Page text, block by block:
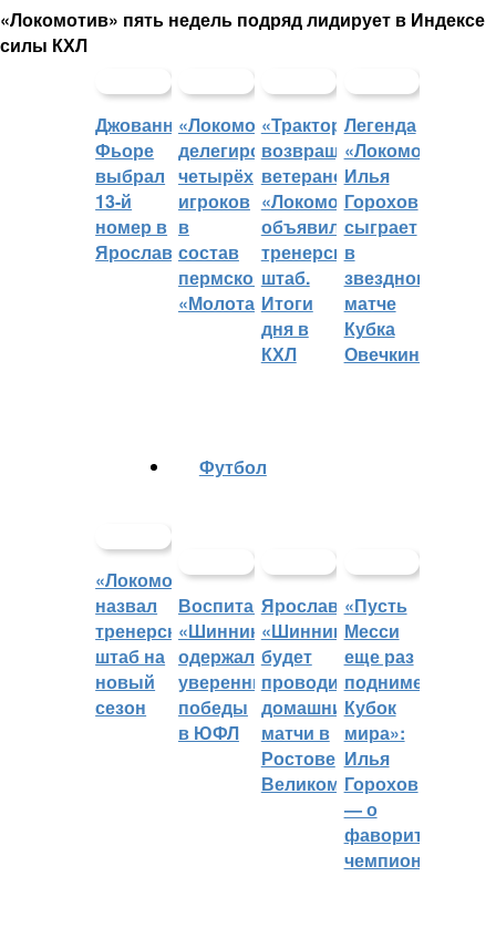
«Локомотив» пять недель подряд лидирует в Индексе
силы КХЛ
Джованни
Фьоре
выбрал
13-й
номер в
Ярославле
«Локомотив»
делегировал
четырёх
игроков
в
состав
пермского
«Молота»
«Трактор»
возвращает
ветеранов,
«Локомотив»
объявил
тренерский
штаб.
Итоги
дня в
КХЛ
Легенда
«Локомотива»
Илья
Горохов
сыграет
в
звездном
матче
Кубка
Овечкина
«Локомотив»
назвал
тренерский
штаб на
новый
сезон
Футбол
Воспитанники
«Шинника»
одержали
уверенные
победы
в ЮФЛ
Ярославский
«Шинник»
будет
проводить
домашние
матчи в
Ростове
Великом
«Пусть
Месси
еще раз
поднимет
Кубок
мира»:
Илья
Горохов
— о
фаворитах
чемпионата